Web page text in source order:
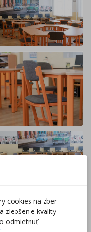
cookies na zber
zlepšenie kvality
odmietnuť